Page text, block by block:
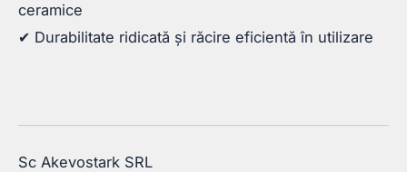
ceramice
✔ Durabilitate ridicată și răcire eficientă în utilizare
Sc Akevostark SRL